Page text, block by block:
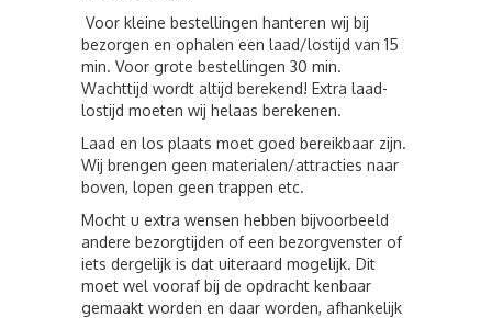
Voor kleine bestellingen hanteren wij bij
bezorgen en ophalen een laad/lostijd van 15
min. Voor grote bestellingen 30 min.
Wachttijd wordt altijd berekend! Extra laad-
lostijd moeten wij helaas berekenen.
Laad en los plaats moet goed bereikbaar zijn.
Wij brengen geen materialen/attracties naar
boven, lopen geen trappen etc.
Mocht u extra wensen hebben bijvoorbeeld
andere bezorgtijden of een bezorgvenster of
iets dergelijk is dat uiteraard mogelijk. Dit
moet wel vooraf bij de opdracht kenbaar
gemaakt worden en daar worden, afhankelijk